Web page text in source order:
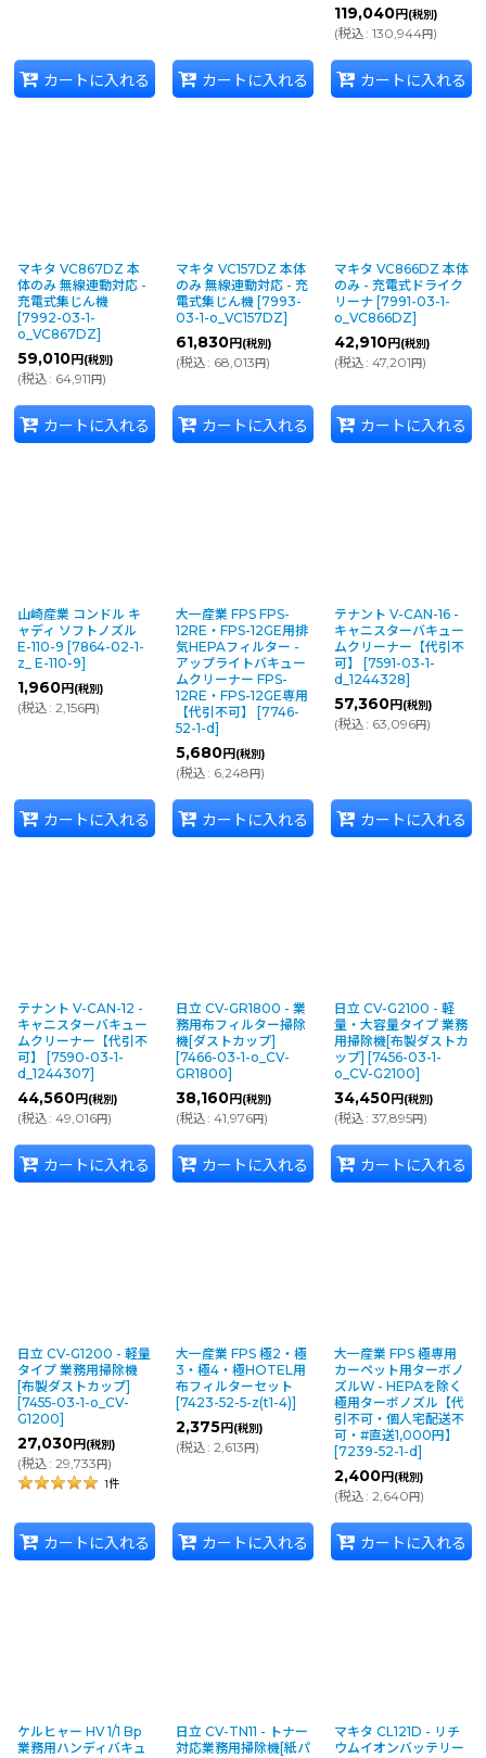
カートに入れる カートに入れる
119,040円 (税別)
(税込: 130,944円)
カートに入れる
マキタ VC867DZ 本
体のみ 無線連動対応 -
充電式集じん機
[7992-03-1-
o_VC867DZ]
59,010円 (税別)
(税込: 64,911円)
カートに入れる
マキタ VC157DZ 本体
のみ 無線連動対応 - 充
電式集じん機 [7993-
03-1-o_VC157DZ]
61,830円 (税別)
(税込: 68,013円)
カートに入れる
マキタ VC866DZ 本体
のみ - 充電式ドライク
リーナ [7991-03-1-
o_VC866DZ]
42,910円 (税別)
(税込: 47,201円)
カートに入れる
山崎産業 コンドル キ
ャディ ソフトノズル
E-110-9 [7864-02-1-
z_ E-110-9]
1,960円 (税別)
(税込: 2,156円)
カートに入れる
大一産業 FPS FPS-
12RE・FPS-12GE用排
気HEPAフィルター -
アップライトバキュー
ムクリーナー FPS-
12RE・FPS-12GE専用
【代引不可】
[7746-
52-1-d]
5,680円 (税別)
(税込: 6,248円)
カートに入れる
テナント V-CAN-16 -
キャニスターバキュー
ムクリーナー【代引不
可】
[7591-03-1-
d_1244328]
57,360円 (税別)
(税込: 63,096円)
カートに入れる
テナント V-CAN-12 -
キャニスターバキュー
ムクリーナー【代引不
可】
[7590-03-1-
d_1244307]
44,560円 (税別)
(税込: 49,016円)
カートに入れる
日立 CV-GR1800 - 業
務用布フィルター掃除
機[ダストカップ]
[7466-03-1-o_CV-
GR1800]
38,160円 (税別)
(税込: 41,976円)
カートに入れる
日立 CV-G2100 - 軽
量・大容量タイプ 業務
用掃除機[布製ダストカ
ップ] [7456-03-1-
o_CV-G2100]
34,450円 (税別)
(税込: 37,895円)
カートに入れる
日立 CV-G1200 - 軽量
タイプ 業務用掃除機
[布製ダストカップ]
[7455-03-1-o_CV-
G1200]
27,030円 (税別)
(税込: 29,733円)
1件
カートに入れる
大一産業 FPS 極2・極
3・極4・極HOTEL用
布フィルターセット
[7423-52-5-z(t1-4)]
2,375円 (税別)
(税込: 2,613円)
カートに入れる
大一産業 FPS 極専用
カーペット用ターボノ
ズルW - HEPAを除く
極用ターボノズル【代
引不可・個人宅配送不
可・#直送1,000円】
[7239-52-1-d]
2,400円 (税別)
(税込: 2,640円)
カートに入れる
ケルヒャー HV 1/1 Bp
業務用ハンディバキュ
日立 CV-TN11 - トナー
対応業務用掃除機[紙パ
マキタ CL121D - リチ
ウムイオンバッテリー